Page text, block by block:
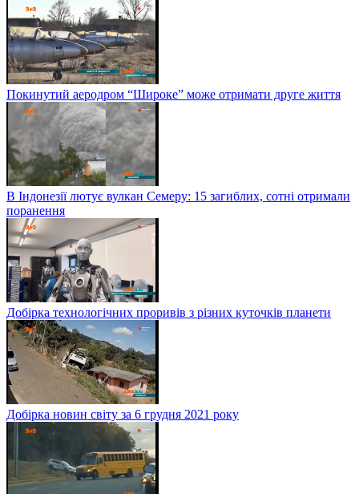
Покинутий аеродром “Широке” може отримати друге життя
В Індонезії лютує вулкан Семеру: 15 загиблих, сотні отримали
поранення
Добірка технологічних проривів з різних куточків планети
Добірка новин світу за 6 грудня 2021 року